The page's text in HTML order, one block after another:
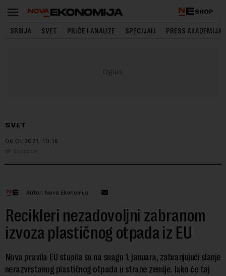
SHOP
SRBIJA SVET PRIČE I ANALIZE SPECIJALI PRESS AKADEMIJA
SVET
06.01.2021. 10:16
Euractiv
Autor: Nova Ekonomija
Recikleri nezadovoljni zabranom
izvoza plastičnog otpada iz EU
Nova pravila EU stupila su na snagu 1. januara, zabranjujući slanje
nerazvrstanog plastičnog otpada u strane zemlje. Iako će taj